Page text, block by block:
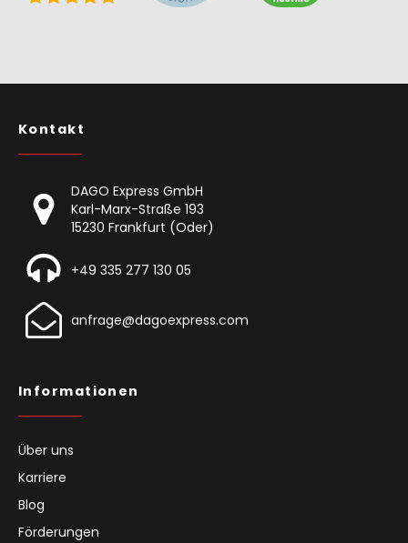
Kontakt
DAGO Express GmbH
Karl-Marx-Straße 193
15230 Frankfurt (Oder)
+49 335 277 130 05
anfrage@dagoexpress.com
Informationen
Über uns
Karriere
Blog
Förderungen